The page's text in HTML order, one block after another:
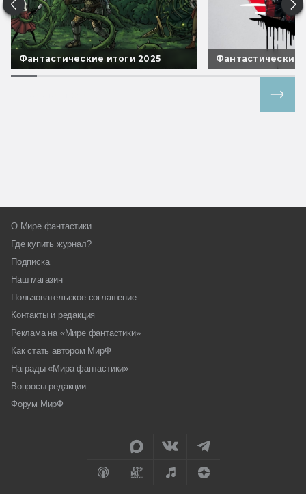
Фантастические итоги 2025 Фантастические
О Мире фантастики
Где купить журнал?
Подписка
Наш магазин
Пользовательское соглашение
Контакты и редакция
Реклама на «Мире фантастики»
Как стать автором МирФ
Награды «Мира фантастики»
Вопросы редакции
Форум МирФ